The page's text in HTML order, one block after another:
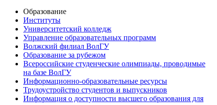
Образование
Институты
Университетский колледж
Управление образовательных программ
Волжский филиал ВолГУ
Образование за рубежом
Всероссийские студенческие олимпиады, проводимые
на базе ВолГУ
Информационно-образовательные ресурсы
Трудоустройство студентов и выпускников
Информация о доступности высшего образования для